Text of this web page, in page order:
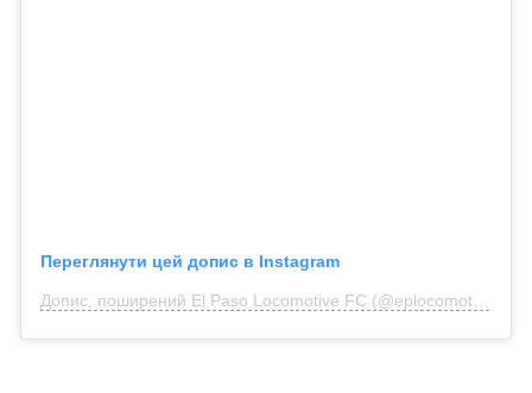
Переглянути цей допис в Instagram